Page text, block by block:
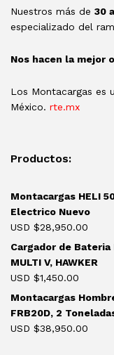
Nuestros más de 30
especializado del
Nos hacen la mejor
Los Montacargas es
México. rte.mx
Productos:
Montacargas HELI
Electrico Nuevo
USD $28,950.00
Cargador de Bateria
MULTI V, HAWKER
USD $1,450.00
Montacargas
FRB20D, 2
USD $38,950.00